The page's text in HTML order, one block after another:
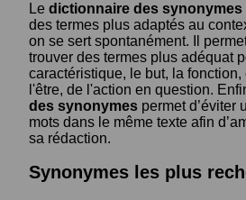
Le dictionnaire des synonymes
des termes plus adaptés au
on se sert spontanément. Il
trouver des termes plus adéquat
caractéristique, le but, la
l'être, de l'action en question.
des synonymes permet d’éviter
mots dans le même texte afin
sa rédaction.
Synonymes les plus